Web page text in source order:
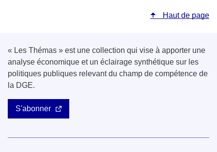
Haut de page
« Les Thémas » est une collection qui vise à apporter une
analyse économique et un éclairage synthétique sur les
politiques publiques relevant du champ de compétence de
la DGE.
S'abonner